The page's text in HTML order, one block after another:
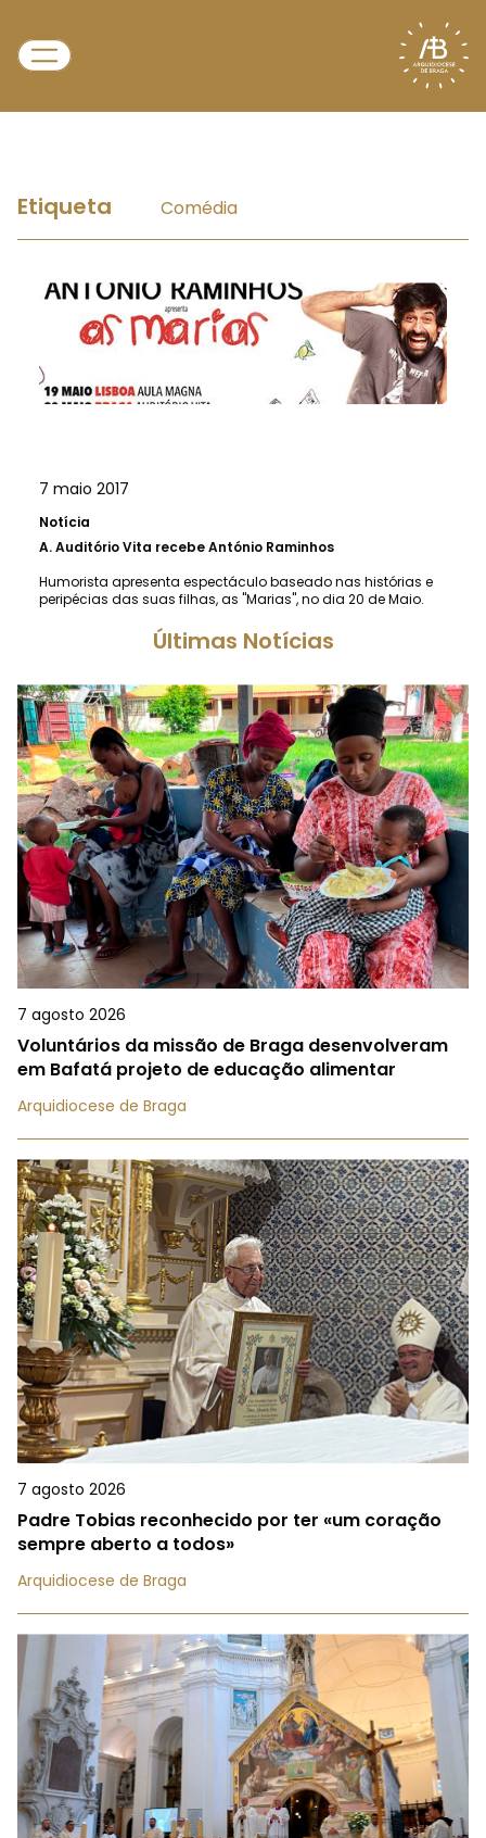
Etiqueta Comédia
7 maio 2017
Notícia
A.Auditório Vita recebe António Raminhos
Humorista apresenta espectáculo baseado nas histórias e
peripécias das suas filhas, as "Marias", no dia 20 de Maio.
Últimas Notícias
7 agosto 2026
Voluntários da missão de Braga desenvolveram
em Bafatá projeto de educação alimentar
Arquidiocese de Braga
7 agosto 2026
Padre Tobias reconhecido por ter «um coração
sempre aberto a todos»
Arquidiocese de Braga